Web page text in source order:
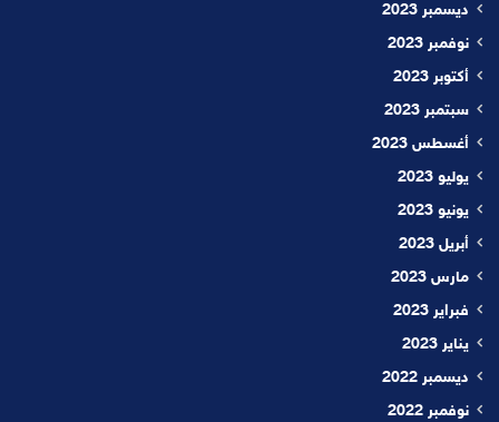
ديسمبر 2023
نوفمبر 2023
أكتوبر 2023
سبتمبر 2023
أغسطس 2023
يوليو 2023
يونيو 2023
أبريل 2023
مارس 2023
فبراير 2023
يناير 2023
ديسمبر 2022
نوفمبر 2022